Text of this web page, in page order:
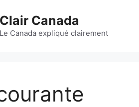
Clair Canada
Le Canada expliqué clairement